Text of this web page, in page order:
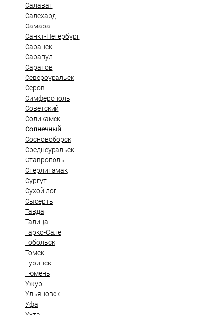
Салават
Салехард
Самара
Санкт-Петербург
Саранск
Сарапул
Саратов
Североуральск
Серов
Симферополь
Советский
Соликамск
Солнечный
Сосновоборск
Среднеуральск
Ставрополь
Стерлитамак
Сургут
Сухой лог
Сысерть
Тавда
Талица
Тарко-Сале
Тобольск
Томск
Туринск
Тюмень
Ужур
Ульяновск
Уфа